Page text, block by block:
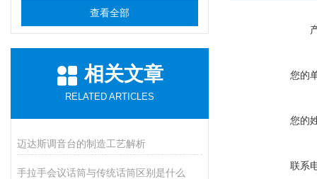
查看全部
相关文章
RELATED ARTICLES
迈达斯调音台的制造工艺解析
手拉手会议话筒与传统话筒区别是什么
您的
您的
联系